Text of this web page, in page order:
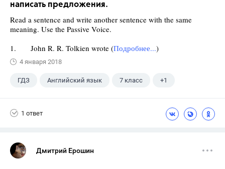
написать предложения.
Read a sentence and write another sentence with the same
meaning. Use the Passive Voice.
1. John R. R. Tolkien wrote (Подробнее...)
4 января 2018
ГДЗ Английский язык 7 класс +1
1 ответ
Дмитрий Ерошин